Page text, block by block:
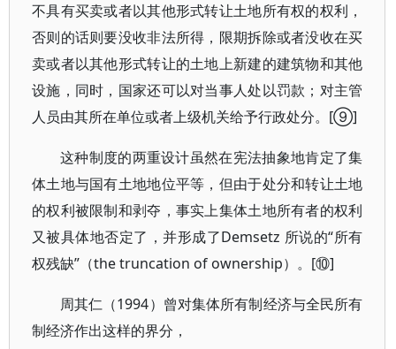
不具有买卖或者以其他形式转让土地所有权的权利，
否则的话则要没收非法所得，限期拆除或者没收在买
卖或者以其他形式转让的土地上新建的建筑物和其他
设施，同时，国家还可以对当事人处以罚款；对主管
人员由其所在单位或者上级机关给予行政处分。[⑨]
这种制度的两重设计虽然在宪法抽象地肯定了集
体土地与国有土地地位平等，但由于处分和转让土地
的权利被限制和剥夺，事实上集体土地所有者的权利
又被具体地否定了，并形成了Demsetz 所说的“所有
权残缺”（the truncation of ownership）。[⑩]
周其仁（1994）曾对集体所有制经济与全民所有
制经济作出这样的界分，